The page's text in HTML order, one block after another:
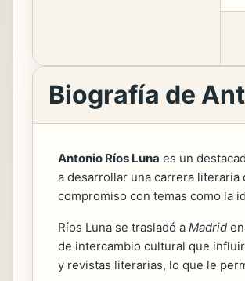
Biografía de
Antonio Ríos Luna es un
a desarrollar una carrera literaria
compromiso con temas como la
Ríos Luna se trasladó a Madrid
de intercambio cultural que
y revistas literarias, lo que le